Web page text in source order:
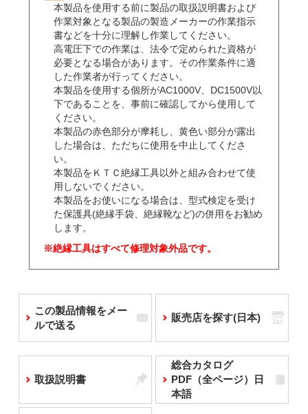
本製品を使用する前に製品の取扱説明書および
作業対象となる製品の製造メーカーの作業指示
書などを十分に理解し作業してください。
高電圧下での作業は、法令で定められた資格が
必要となる場合があります。その作業条件に適
した作業者が行ってください。
本製品を使用する個所がAC1000V、DC1500V以
下であることを、事前に確認してから使用して
ください。
本製品の赤色部分が摩耗し、黄色い部分が露出
した場合は、ただちに使用を中止してくださ
い。
本製品をＫＴＣ絶縁工具以外と組み合わせて使
用しないでください。
本製品をお使いになる場合は、型式検定を受け
た保護具(絶縁手袋、絶縁靴など)の併用をお勧め
します。
※絶縁工具はすべて修理対象外品です。
この製品情報をメー
ルで送る
販売店を探す(日本)
取扱説明書
総合カタログ
PDF（全ページ）日
本語